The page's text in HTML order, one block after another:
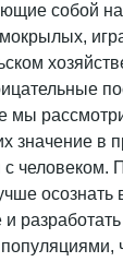
собой
мы
значение в
человеком.
осознать
и